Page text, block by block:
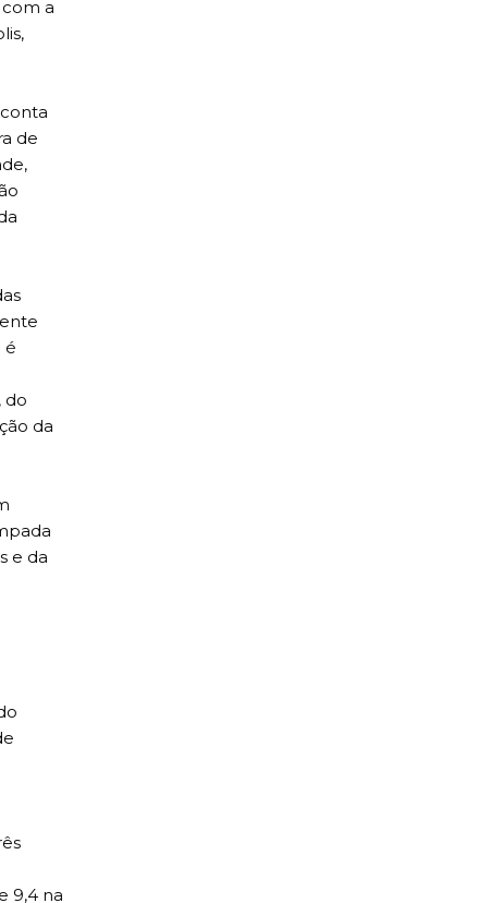
a
de
é
do
da
e da
9,4 na